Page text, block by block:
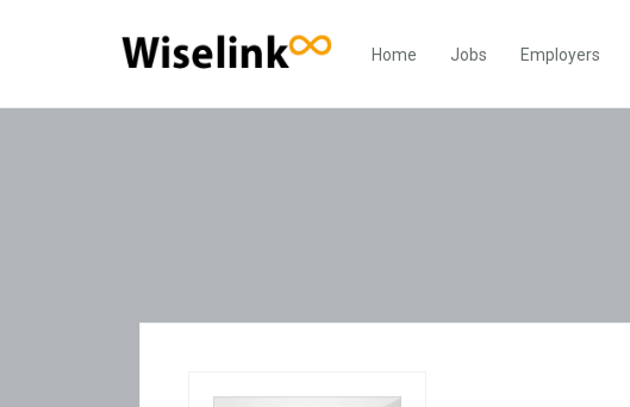
Home Jobs Employers